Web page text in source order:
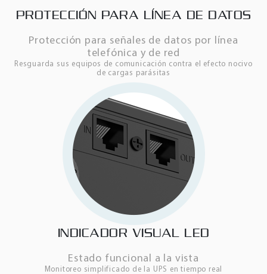
PROTECCIÓN PARA LÍNEA DE DATOS
Protección para señales de datos por línea
telefónica y de red
Resguarda sus equipos de comunicación contra el efecto nocivo
de cargas parásitas
INDICADOR VISUAL LED
Estado funcional a la vista
Monitoreo simplificado de la UPS en tiempo real